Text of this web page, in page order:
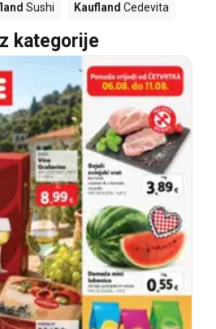
Sushi Kaufland Cedevita
kategorije